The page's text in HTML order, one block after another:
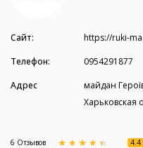
Сайт:
https://ruki-
Телефон:
0954291877
Адрес
майдан
Харьковская
6 Отзывов 4.4